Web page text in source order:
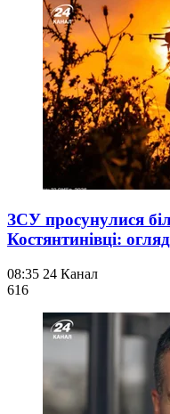
ЗСУ просунулися
Костянтинівці:
08:35 24 Канал
616